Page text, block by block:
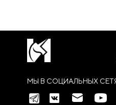
МЫ В СОЦИАЛЬНЫХ